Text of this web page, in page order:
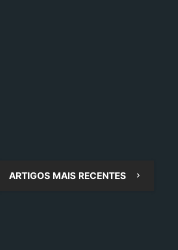
ARTIGOS MAIS RECENTES